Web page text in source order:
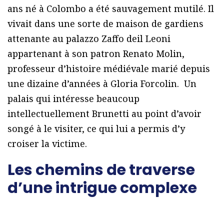
ans né à Colombo a été sauvagement mutilé. Il
vivait dans une sorte de maison de gardiens
attenante au palazzo Zaffo deil Leoni
appartenant à son patron Renato Molin,
professeur d’histoire médiévale marié depuis
une dizaine d’années à Gloria Forcolin. Un
palais qui intéresse beaucoup
intellectuellement Brunetti au point d’avoir
songé à le visiter, ce qui lui a permis d’y
croiser la victime.
Les chemins de traverse
d’une intrigue complexe